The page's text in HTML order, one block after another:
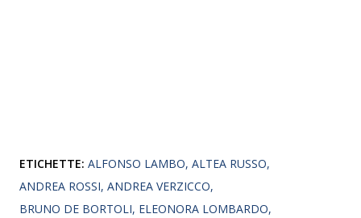
ETICHETTE: ALFONSO LAMBO ALTEA RUSSO
ANDREA ROSSI ANDREA VERZICCO
BRUNO DE BORTOLI ELEONORA LOMBARDO